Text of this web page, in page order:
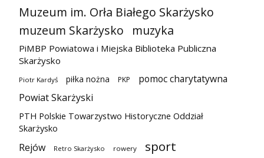
Muzeum im. Orła Białego Skarżysko
muzeum Skarżysko
muzyka
PiMBP Powiatowa i Miejska Biblioteka Publiczna
Skarżysko
Piotr Kardyś piłka nożna PKP
pomoc charytatywna
Powiat Skarżyski
PTH Polskie Towarzystwo Historyczne Oddział
Skarżysko
Rejów Retro Skarżysko rowery sport